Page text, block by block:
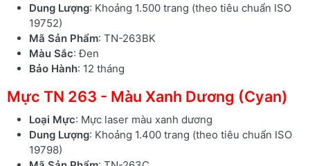
Dung Lượng: Khoảng 1.500 trang (theo tiêu chuẩn ISO
19752)
Mã Sản Phẩm: TN-263BK
Màu Sắc: Đen
Bảo Hành: 12 tháng
Mực TN 263 - Màu Xanh Dương (Cyan)
Loại Mực: Mực laser màu xanh dương
Dung Lượng: Khoảng 1.400 trang (theo tiêu chuẩn ISO
19798)